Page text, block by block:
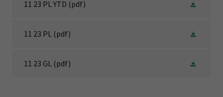
11 23 PL YTD (pdf)
11 23 PL (pdf)
11 23 GL (pdf)